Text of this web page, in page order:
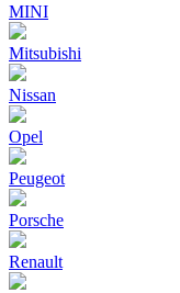
MINI
Mitsubishi
Nissan
Opel
Peugeot
Porsche
Renault